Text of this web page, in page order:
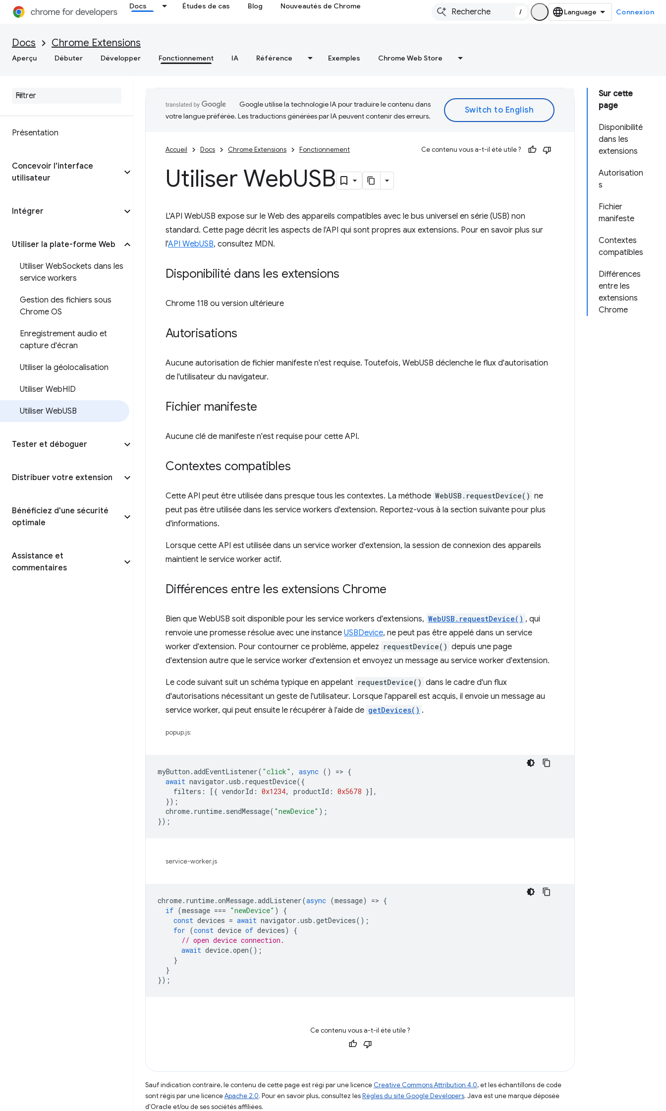
Docs Études de cas Blog Nouveautés de Chrome
/ Connexion
Docs Chrome Extensions
Aperçu Débuter Développer Fonctionnement IA Référence Exemples Chrome Web Store
Présentation
Concevoir l'interface
utilisateur
Intégrer
Utiliser la plate-forme Web
Utiliser WebSockets dans les
service workers
Gestion des fichiers sous
Chrome OS
Enregistrement audio et
capture d'écran
Utiliser la géolocalisation
Utiliser WebHID
Utiliser WebUSB
Tester et déboguer
Distribuer votre extension
Bénéficiez d'une sécurité
optimale
Assistance et
commentaires
Sur cette
page
Disponibilité
dans les
extensions
Autorisation
s
Fichier
manifeste
Contextes
compatibles
Différences
entre les
extensions
Chrome
Google utilise la technologie IA pour traduire le contenu dans
votre langue préférée. Les traductions générées par IA peuvent contenir des erreurs.
Accueil Docs Chrome Extensions Fonctionnement Ce contenu vous a-t-il été utile ?
Utiliser WebUSB
L'API WebUSB expose sur le Web des appareils compatibles avec le bus universel en série (USB) non
standard. Cette page décrit les aspects de l'API qui sont propres aux extensions. Pour en savoir plus sur
l'API WebUSB, consultez MDN.
Disponibilité dans les extensions
Chrome 118 ou version ultérieure
Autorisations
Aucune autorisation de fichier manifeste n'est requise. Toutefois, WebUSB déclenche le flux d'autorisation
de l'utilisateur du navigateur.
Fichier manifeste
Aucune clé de manifeste n'est requise pour cette API.
Contextes compatibles
Cette API peut être utilisée dans presque tous les contextes. La méthode WebUSB.requestDevice() ne
peut pas être utilisée dans les service workers d'extension. Reportez-vous à la section suivante pour plus
d'informations.
Lorsque cette API est utilisée dans un service worker d'extension, la session de connexion des appareils
maintient le service worker actif.
Différences entre les extensions Chrome
Bien que WebUSB soit disponible pour les service workers d'extensions, WebUSB.requestDevice() , qui
renvoie une promesse résolue avec une instance USBDevice, ne peut pas être appelé dans un service
worker d'extension. Pour contourner ce problème, appelez requestDevice() depuis une page
d'extension autre que le service worker d'extension et envoyez un message au service worker d'extension.
Le code suivant suit un schéma typique en appelant requestDevice() dans le cadre d'un flux
d'autorisations nécessitant un geste de l'utilisateur. Lorsque l'appareil est acquis, il envoie un message au
service worker, qui peut ensuite le récupérer à l'aide de getDevices() .
popup.js:
myButton .addEventListener( "click" , async () => {
await navigator .usb . requestDevice({
filters : [{ vendorId : 0x1234, productId : 0x5678 }],
});
chrome. runtime. sendMessage( "newDevice" );
});
service-worker.js
chrome. runtime.onMessage.addListener(async (message) => {
if (message === "newDevice" )
{
const devices = await navigator .usb .getDevices();
for (const device of devices)
{
// open device connection.
await device.open();
}
}
});
Ce contenu vous a-t-il été utile ?
Sauf indication contraire, le contenu de cette page est régi par une licence Creative Commons Attribution 4.0, et les échantillons de code
sont régis par une licenceApache 2.0. Pour en savoir plus, consultez lesRègles du site Google Developers. Java est une marque déposée
d'Oracle et/ou de ses sociétés affiliées.